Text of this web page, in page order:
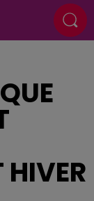
HIVER